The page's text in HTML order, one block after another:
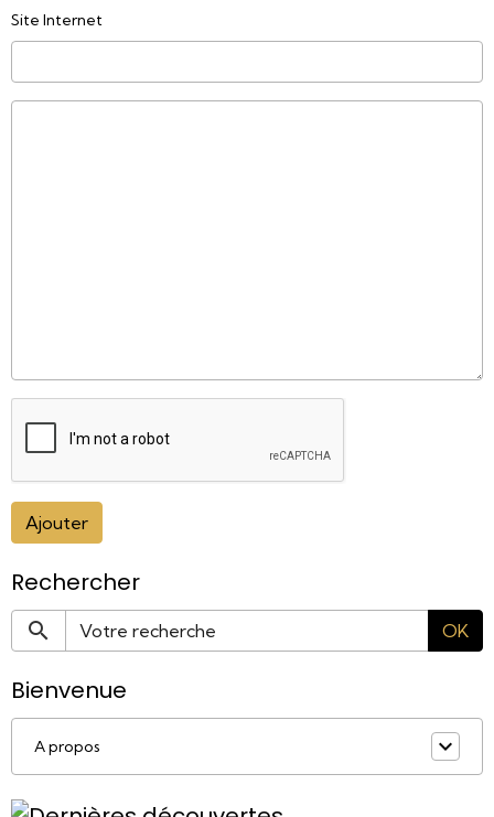
Site Internet
Ajouter
Rechercher
OK
Bienvenue
A propos